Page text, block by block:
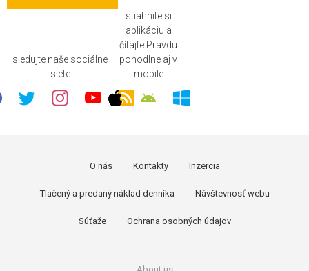
sledujte naše sociálne
siete
stiahnite si
aplikáciu a
čítajte Pravdu
pohodlne aj v
mobile
O nás Kontakty Inzercia
Tlačený a predaný náklad denníka Návštevnosť webu
Súťaže Ochrana osobných údajov